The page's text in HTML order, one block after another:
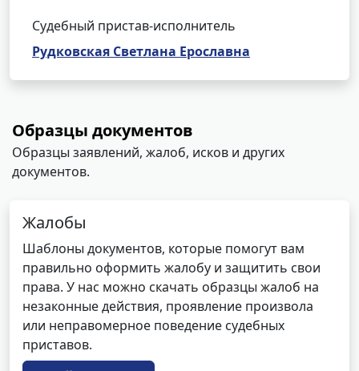
Судебный пристав-исполнитель
Рудковская Светлана Ерославна
Образцы документов
Образцы заявлений, жалоб, исков и других
документов.
Жалобы
Шаблоны документов, которые помогут вам
правильно оформить жалобу и защитить свои
права. У нас можно скачать образцы жалоб на
незаконные действия, проявление произвола
или неправомерное поведение судебных
приставов.